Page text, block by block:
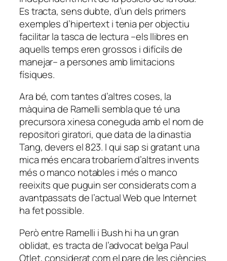
Es tracta, sens dubte, d’un dels primers
exemples d’hipertext i tenia per objectiu
facilitar la tasca de lectura –els llibres en
aquells temps eren grossos i difícils de
manejar– a persones amb limitacions
físiques.
Ara bé, com tantes d’altres coses, la
màquina de Ramelli sembla que té una
precursora xinesa coneguda amb el nom de
repositori giratori, que data de la dinastia
Tang, devers el 823. I qui sap si gratant una
mica més encara trobaríem d’altres invents
més o manco notables i més o manco
reeixits que puguin ser considerats com a
avantpassats de l’actual Web que Internet
ha fet possible.
Però entre Ramelli i Bush hi ha un gran
oblidat, es tracta de l’advocat belga Paul
Otlet, considerat com el pare de les ciències